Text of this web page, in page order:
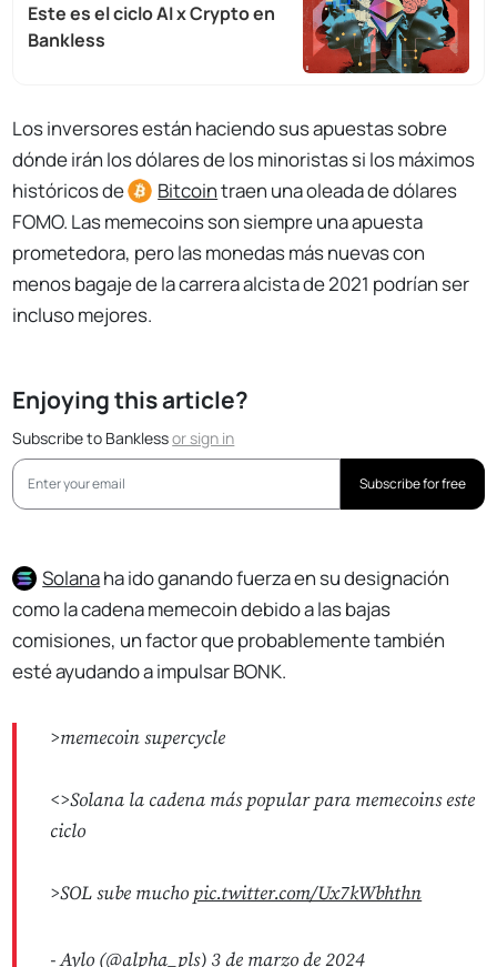
Este es el ciclo AI x Crypto en
Bankless
Los inversores están haciendo sus apuestas sobre
dónde irán los dólares de los minoristas si los máximos
históricos de
Bitcointraen una oleada de dólares
FOMO. Las memecoins son siempre una apuesta
prometedora, pero las monedas más nuevas con
menos bagaje de la carrera alcista de 2021 podrían ser
incluso mejores.
Enjoying this article?
Subscribe to Banklessorsign in
Subscribe for free
Solanaha ido ganando fuerza en su designación
como la cadena memecoin debido a las bajas
comisiones, un factor que probablemente también
esté ayudando a impulsar BONK.
>memecoin supercycle
<>Solana la cadena más popular para memecoins este
ciclo
>SOL sube mucho pic.twitter.com/Ux7kWbhthn
- Aylo (@alpha_pls) 3 de marzo de 2024